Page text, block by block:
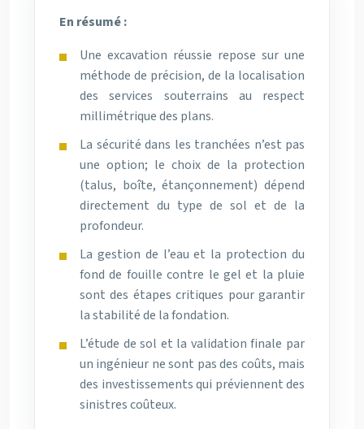
En résumé :
Une excavation réussie repose sur une
méthode de précision, de la localisation
des services souterrains au respect
millimétrique des plans.
La sécurité dans les tranchées n’est pas
une option; le choix de la protection
(talus, boîte, étançonnement) dépend
directement du type de sol et de la
profondeur.
La gestion de l’eau et la protection du
fond de fouille contre le gel et la pluie
sont des étapes critiques pour garantir
la stabilité de la fondation.
L’étude de sol et la validation finale par
un ingénieur ne sont pas des coûts, mais
des investissements qui préviennent des
sinistres coûteux.